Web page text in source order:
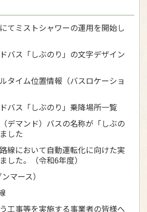
てミストシャワーの運用を開始し
バス「しぶのり」の文字デザイン
タイム位置情報（バスロケーショ
バス「しぶのり」乗降場所一覧
デマンド）バスの名称が「しぶの
した
線において自動運転化に向けた実
した。（令和6年度）
マース）
工事等を実施する事業者の皆様へ